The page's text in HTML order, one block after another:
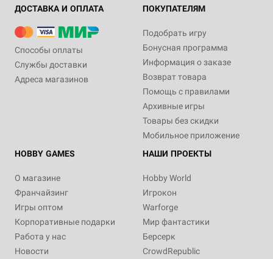
ДОСТАВКА И ОПЛАТА
Способы оплаты
Службы доставки
Адреса магазинов
ПОКУПАТЕЛЯМ
Подобрать игру
Бонусная программа
Информация о заказе
Возврат товара
Помощь с правилами
Архивные игры
Товары без скидки
Мобильное приложение
HOBBY GAMES
О магазине
Франчайзинг
Игры оптом
Корпоративные подарки
Работа у нас
Новости
НАШИ ПРОЕКТЫ
Hobby World
Игрокон
Warforge
Мир фантастики
Берсерк
CrowdRepublic